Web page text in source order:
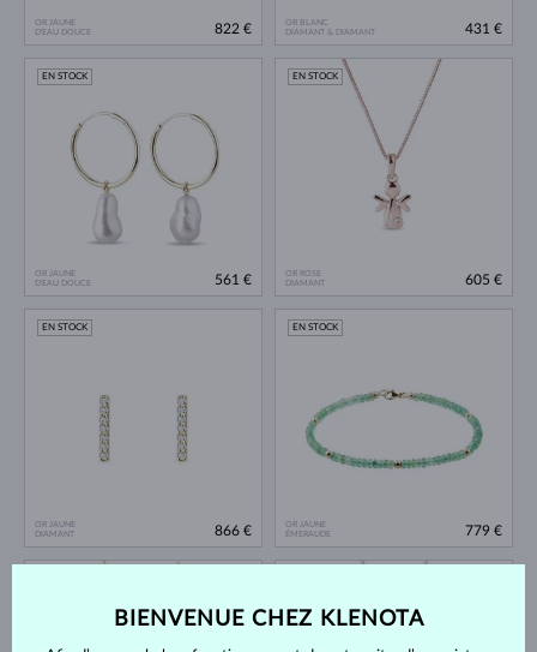
OR JAUNE
D'EAU DOUCE
822 €
OR BLANC
DIAMANT & DIAMANT
431 €
OR JAUNE
D'EAU DOUCE
EN STOCK
561 €
OR ROSE
DIAMANT
EN STOCK
605 €
OR JAUNE
DIAMANT
EN STOCK
866 €
OR JAUNE
ÉMERAUDE
EN STOCK
779 €
BIENVENUE CHEZ KLENOTA